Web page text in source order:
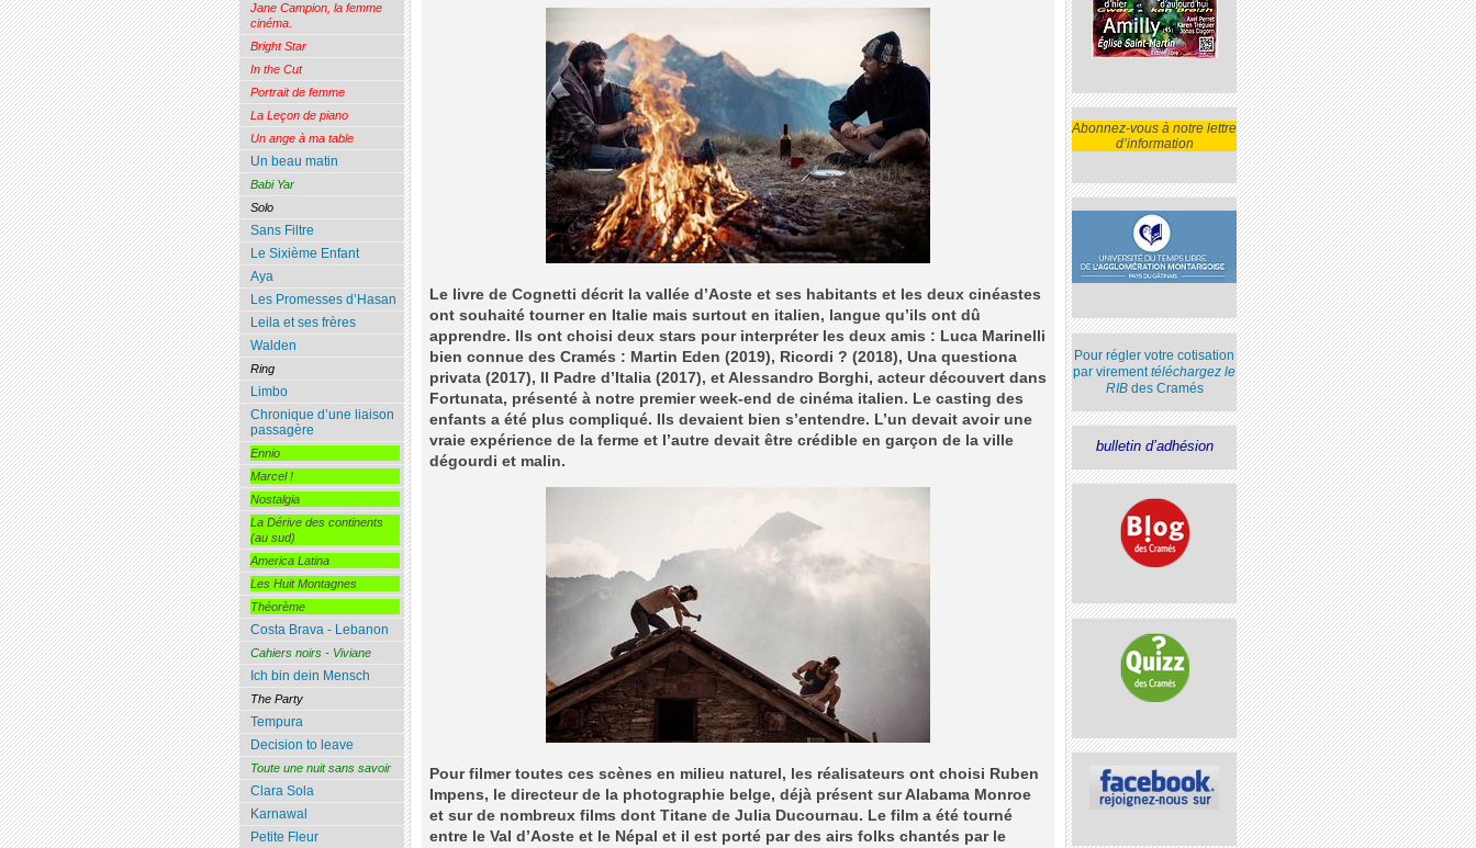
Le livre de Cognetti décrit la vallée d’Aoste et ses habitants et les deux cinéastes
ont souhaité tourner en Italie mais surtout en italien, langue qu’ils ont dû
apprendre. Ils ont choisi deux stars pour interpréter les deux amis : Luca Marinelli
bien connue des Cramés : Martin Eden (2019), Ricordi ? (2018), Una questiona
privata (2017), Il Padre d’Italia (2017), et Alessandro Borghi, acteur découvert dans
Fortunata, présenté à notre premier week-end de cinéma italien. Le casting des
enfants a été plus compliqué. Ils devaient bien s’entendre. L’un devait avoir une
vraie expérience de la ferme et l’autre devait être crédible en garçon de la ville
dégourdi et malin.
Pour filmer toutes ces scènes en milieu naturel, les réalisateurs ont choisi Ruben
Impens, le directeur de la photographie belge, déjà présent sur Alabama Monroe
et sur de nombreux films dont Titane de Julia Ducournau. Le film a été tourné
entre le Val d’Aoste et le Népal et il est porté par des airs folks chantés par le
Abonnez-vous à notre lettre
d’information
Pour régler votre cotisation
par virementtéléchargez le
RIBdes Cramés
bulletin d’adhésion
Jane Campion, la femme
cinéma.
Bright Star
In the Cut
Portrait de femme
La Leçon de piano
Un ange à ma table
Un beau matin
Babi Yar
Solo
Sans Filtre
Le Sixième Enfant
Aya
Les Promesses d’Hasan
Leila et ses frères
Walden
Ring
Limbo
Chronique d’une liaison
passagère
Ennio
Marcel !
Nostalgia
La Dérive des continents
(au sud)
America Latina
Les Huit Montagnes
Théorème
Costa Brava - Lebanon
Cahiers noirs - Viviane
Ich bin dein Mensch
The Party
Tempura
Decision to leave
Toute une nuit sans savoir
Clara Sola
Karnawal
Petite Fleur